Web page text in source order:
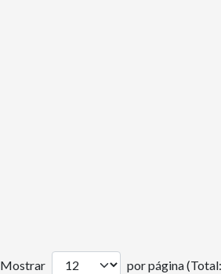
Mostrar por página